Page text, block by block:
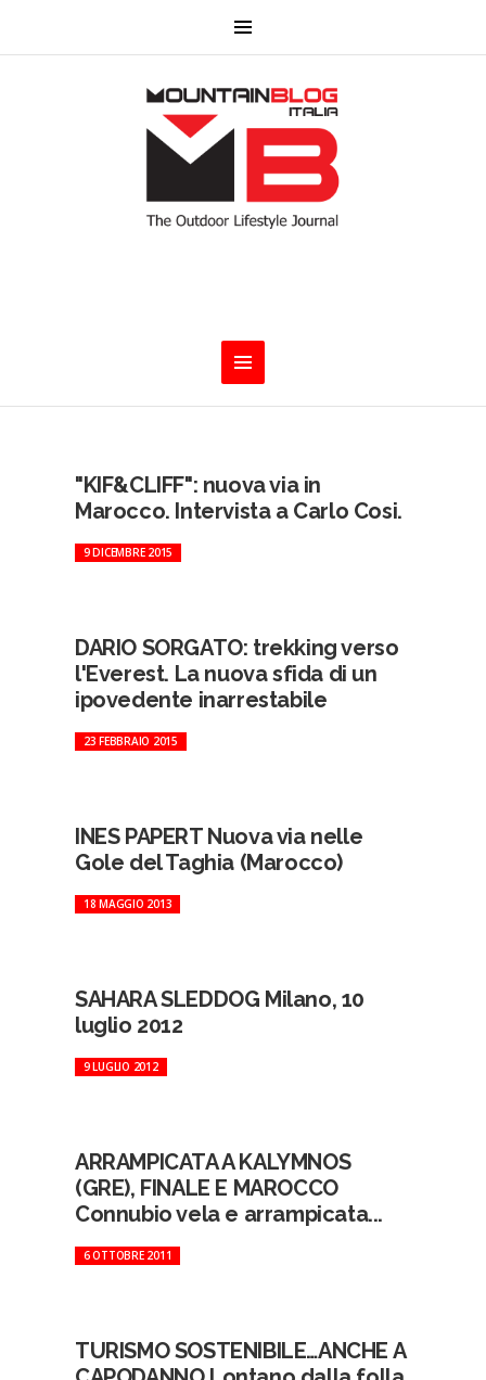
"KIF&CLIFF": nuova via in
Marocco. Intervista a Carlo Cosi.
9 DICEMBRE 2015
DARIO SORGATO: trekking verso
l'Everest. La nuova sfida di un
ipovedente inarrestabile
23 FEBBRAIO 2015
INES PAPERT Nuova via nelle
Gole del Taghia (Marocco)
18 MAGGIO 2013
SAHARA SLEDDOG Milano, 10
luglio 2012
9 LUGLIO 2012
ARRAMPICATA A KALYMNOS
(GRE), FINALE E MAROCCO
Connubio vela e arrampicata...
6 OTTOBRE 2011
TURISMO SOSTENIBILE…ANCHE A